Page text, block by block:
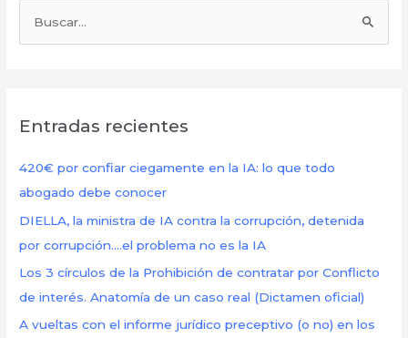
a
p
o
r
:
Entradas recientes
420€ por confiar ciegamente en la IA: lo que todo
abogado debe conocer
DIELLA, la ministra de IA contra la corrupción, detenida
por corrupción….el problema no es la IA
Los 3 círculos de la Prohibición de contratar por Conflicto
de interés. Anatomía de un caso real (Dictamen oficial)
A vueltas con el informe jurídico preceptivo (o no) en los